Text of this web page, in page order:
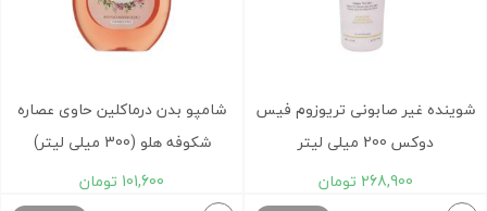
شوینده غیر صابونی تریوزوم فیس
دوکس 200 میلی لیتر
268,900 تومان
شامپو بدن درماکلین حاوی عصاره
شکوفه هلو (300 میلی لیتر)
101,600 تومان